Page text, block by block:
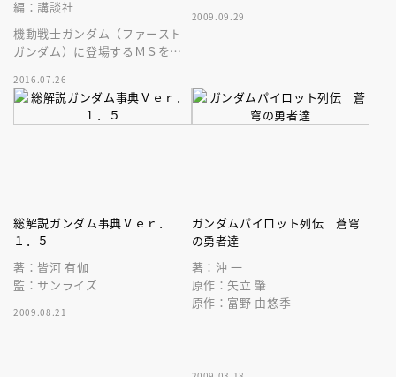
編：講談社
機動戦士ガンダム（ファースト
ガンダム）に登場するＭＳを自
が登場だ！
2016.07.26
2009.09.29
総解説ガンダム事典Ｖｅｒ．
１．５
著：皆河 有伽
監：サンライズ
2009.08.21
ガンダムパイロット列伝 蒼穹
の勇者達
著：沖 一
原作：矢立 肇
原作：富野 由悠季